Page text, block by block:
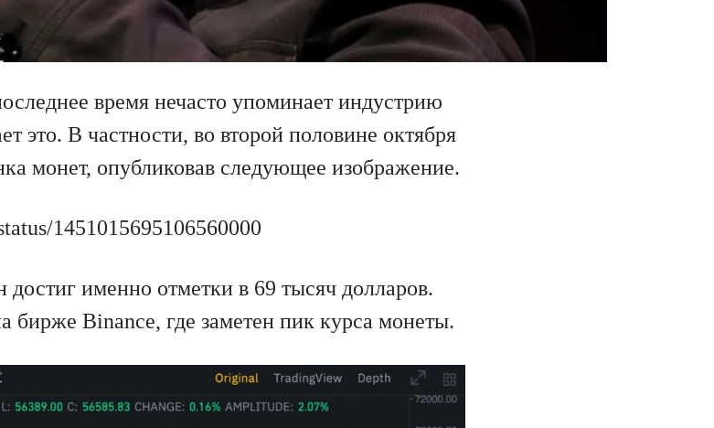
время нечасто упоминает индустрию
это. В частности, во второй половине октября
монет, опубликовав следующее изображение.
1451015695106560000
достиг именно отметки в 69 тысяч долларов.
бирже Binance, где заметен пик курса монеты.